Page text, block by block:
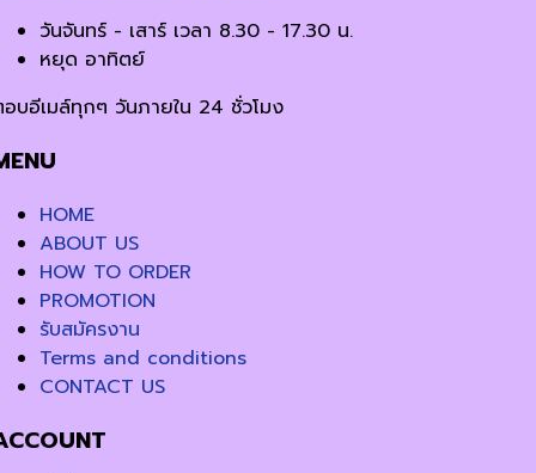
วันจันทร์ - เสาร์ เวลา 8.30 - 17.30 น.
หยุด อาทิตย์
บอีเมล์ทุกๆ วันภายใน 24 ชั่วโมง
HOME
ABOUT US
HOW TO ORDER
PROMOTION
รับสมัครงาน
Terms and conditions
CONTACT US